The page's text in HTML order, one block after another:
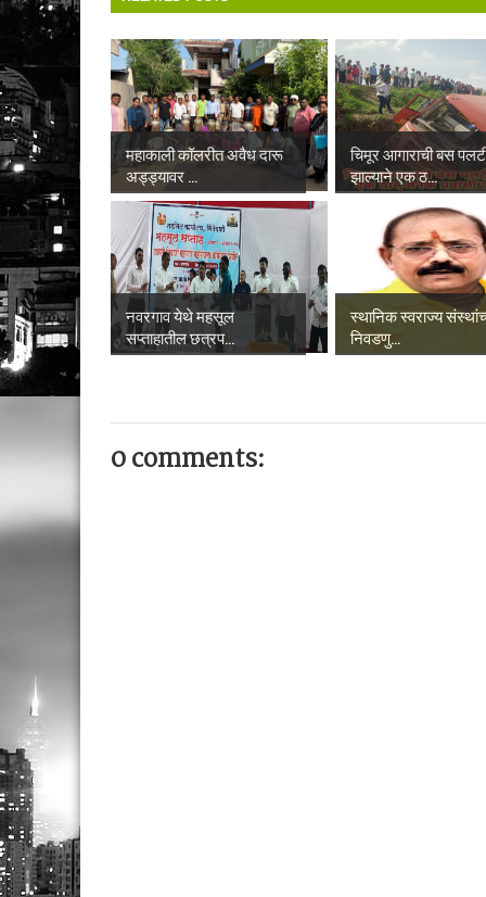
महाकाली कॉलरीत अवैध दारू
अड्ड्यावर ...
चिमूर आगाराची बस
झाल्याने एक ठ...
नवरगाव येथे महसूल
सप्ताहातील छत्रप...
स्थानिक स्वराज्य
निवडणु...
0 comments: